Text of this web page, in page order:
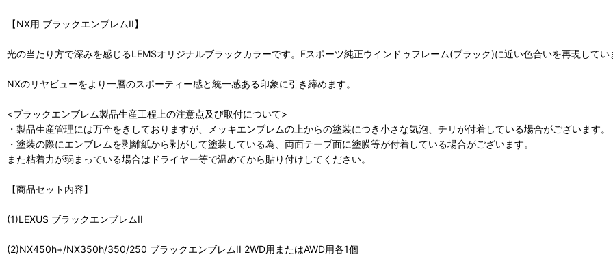
【NX用 ブラックエンブレムII】
光の当たり方で深みを感じるLEMSオリジナルブラックカラーです。Fスポーツ純正ウインドゥフレーム(ブラック)に近い色合いを再現してい
NXのリヤビューをより一層のスポーティー感と統一感ある印象に引き締めます。
<ブラックエンブレム製品生産工程上の注意点及び取付について>
・製品生産管理には万全をきしておりますが、メッキエンブレムの上からの塗装につき小さな気泡、チリが付着している場合がございます。
・塗装の際にエンブレムを剥離紙から剥がして塗装している為、両面テープ面に塗膜等が付着している場合がございます。
また粘着力が弱まっている場合はドライヤー等で温めてから貼り付けしてください。
【商品セット内容】
(1)LEXUS ブラックエンブレムII
(2)NX450h+/NX350h/350/250 ブラックエンブレムII 2WD用またはAWD用各1個